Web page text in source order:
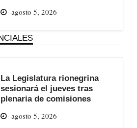
agosto 5, 2026
La Legislatura rionegrina
sesionará el jueves tras
plenaria de comisiones
agosto 5, 2026